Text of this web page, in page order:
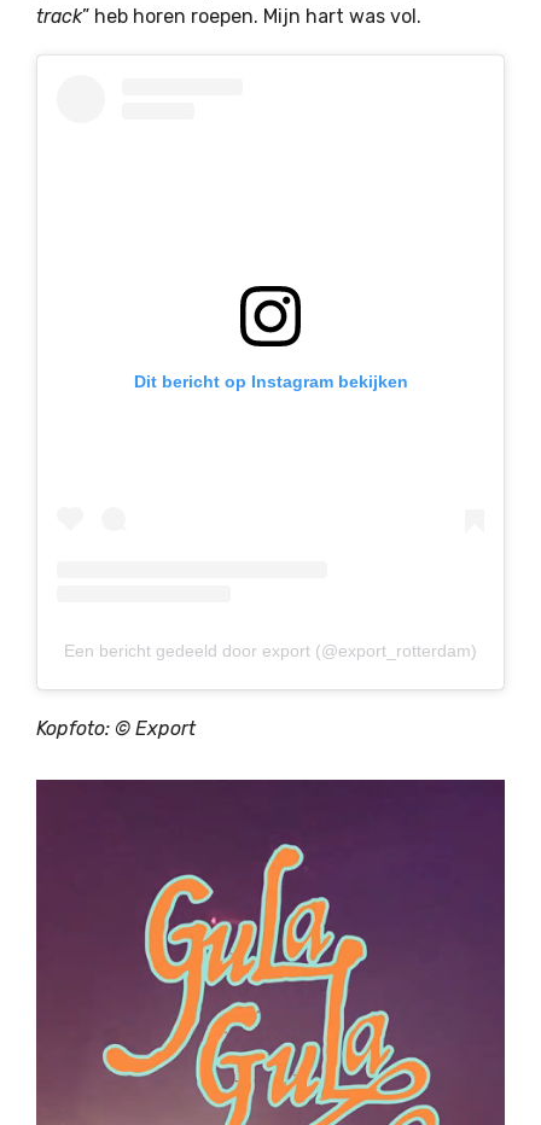
track” heb horen roepen. Mijn hart was vol.
Dit bericht op Instagram bekijken
Een bericht gedeeld door export (@export_rotterdam)
Kopfoto: © Export